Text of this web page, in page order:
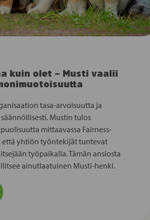
kuin olet – Musti vaalii
tasa-arvoisuutta ja
Mustin tulos
mittaavassa Fairness-
että yhtiön työntekijät tuntevat
työpaikalla. Tämän ansiosta
ainutlaatuinen Musti-henki.